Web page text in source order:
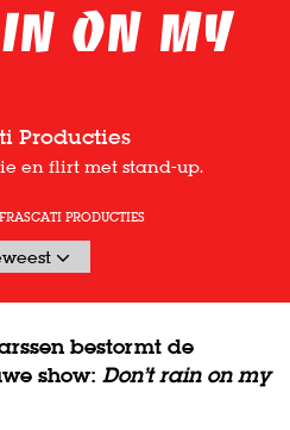
on my
Producties
en flirt met stand-up.
FRASCATI PRODUCTIES
bestormt de
show: Don’t rain on my